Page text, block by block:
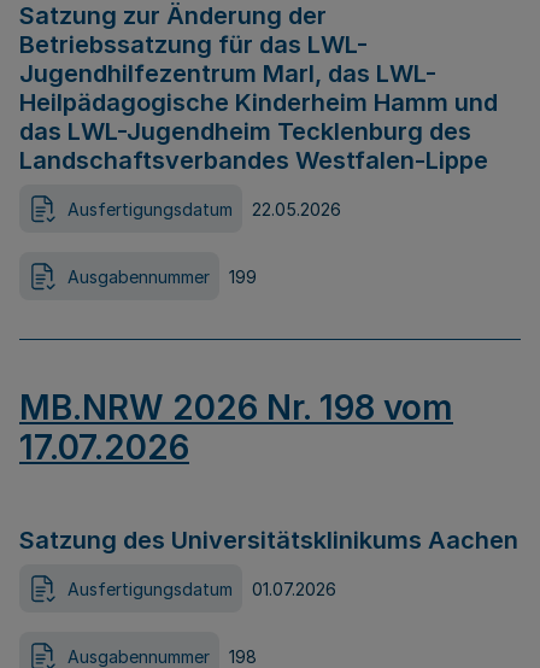
Satzung zur Änderung der
Betriebssatzung für das LWL-
Jugendhilfezentrum Marl, das LWL-
Heilpädagogische Kinderheim Hamm und
das LWL-Jugendheim Tecklenburg des
Landschaftsverbandes Westfalen-Lippe
Ausfertigungsdatum 22.05.2026
Ausgabennummer 199
MB.NRW 2026 Nr. 198 vom
17.07.2026
Satzung des Universitätsklinikums Aachen
Ausfertigungsdatum 01.07.2026
Ausgabennummer 198